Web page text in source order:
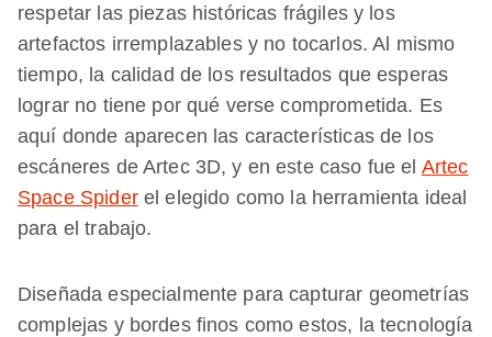
respetar las piezas históricas frágiles y los
artefactos irremplazables y no tocarlos. Al mismo
tiempo, la calidad de los resultados que esperas
lograr no tiene por qué verse comprometida. Es
aquí donde aparecen las características de los
escáneres de Artec 3D, y en este caso fue el Artec
Space Spiderel elegido como la herramienta ideal
para el trabajo.
Diseñada especialmente para capturar geometrías
complejas y bordes finos como estos, la tecnología